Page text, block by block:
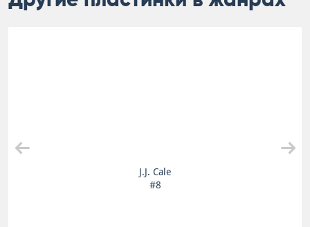
J.J. Cale
#8